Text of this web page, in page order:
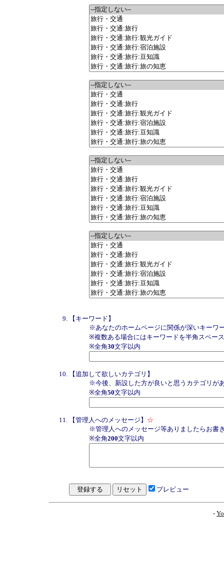
【キーワード】
※あなたのホームページに関係が深いキーワ
※複数ある場合にはキーワードを半角スペー
※全角30文字以内
【追加して欲しいカテゴリ】
※今後、新設した方が良いと思うカテゴリが
※全角50文字以内
【管理人へのメッセージ】 ☆
※管理人へのメッセージ等ありましたらお書
※全角200文字以内
プレビュー
-